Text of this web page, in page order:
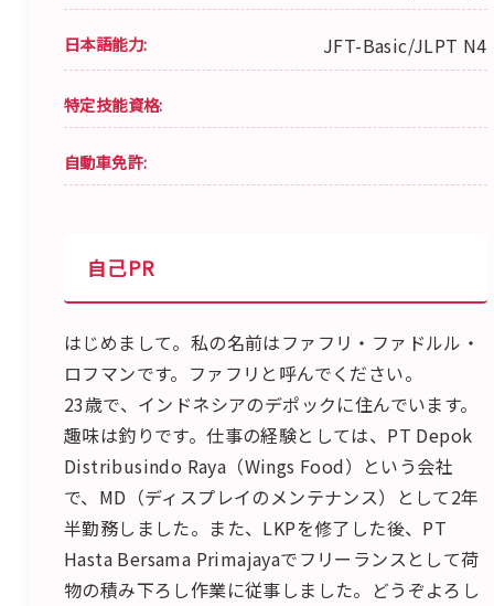
日本語能力: JFT-Basic/JLPT N4
特定技能資格:
自動車免許:
自己PR
はじめまして。私の名前はファフリ・ファドルル・
ロフマンです。ファフリと呼んでください。
23歳で、インドネシアのデポックに住んでいます。
趣味は釣りです。仕事の経験としては、PT Depok
Distribusindo Raya（Wings Food）という会社
で、MD（ディスプレイのメンテナンス）として2年
半勤務しました。また、LKPを修了した後、PT
Hasta Bersama Primajayaでフリーランスとして荷
物の積み下ろし作業に従事しました。どうぞよろし